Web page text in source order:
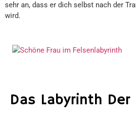
sehr an, dass er dich selbst nach der
wird.
Das Labyrinth Der